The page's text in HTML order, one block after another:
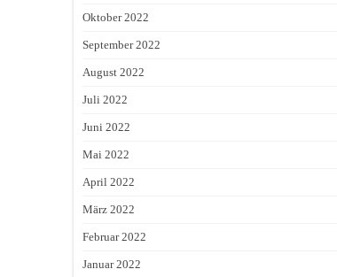
Oktober 2022
September 2022
August 2022
Juli 2022
Juni 2022
Mai 2022
April 2022
März 2022
Februar 2022
Januar 2022